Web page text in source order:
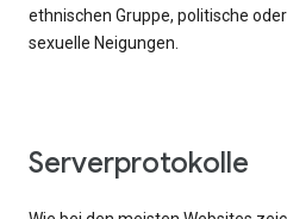
ethnischen Gruppe, politische
sexuelle Neigungen.
Serverprotokolle